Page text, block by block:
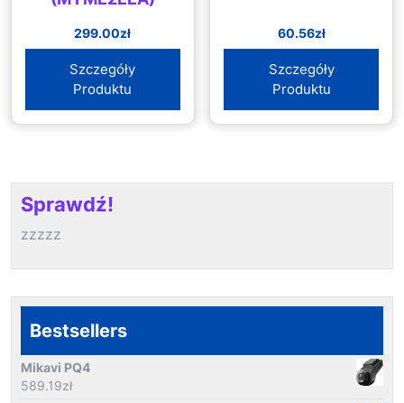
299.00zł
Szczegóły
Produktu
60.56zł
Szczegóły
Produktu
Sprawdź!
zzzzz
Bestsellers
Mikavi PQ4
589.19zł